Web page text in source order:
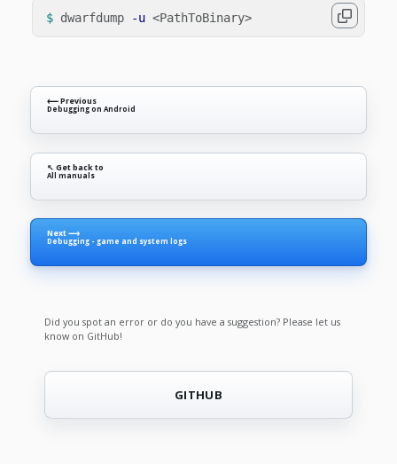
$ dwarfdump -u
⟵ Previous
Debugging on Android
↖ Get back to
All manuals
Next ⟶
Debugging - game and system logs
Did you spot an error or do you have a suggestion? Please let us
know on GitHub!
GITHUB